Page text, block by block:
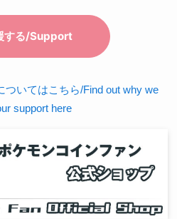
ついてはこちら/Find out why we
support here